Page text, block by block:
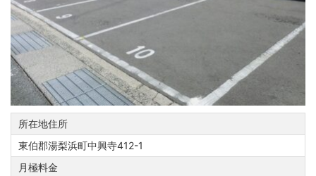
所在地住所
東伯郡湯梨浜町中興寺412-1
月極料金